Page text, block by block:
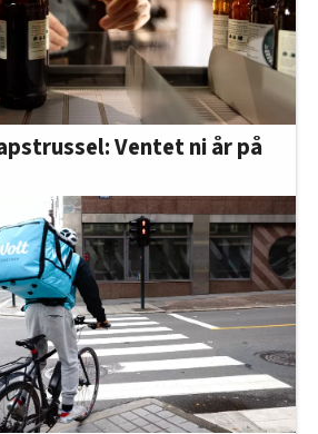
Ventet ni år på